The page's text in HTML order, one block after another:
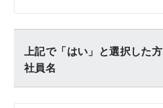
上記で「はい」と選択した方
社員名